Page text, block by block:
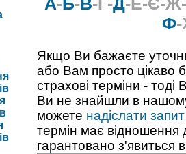
Ф
Якщо Ви бажаєте
або Вам просто цікаво
страхові терміни -
Ви не знайшли в
можете надіслати запит
термін має відношення
гарантовано з'явиться